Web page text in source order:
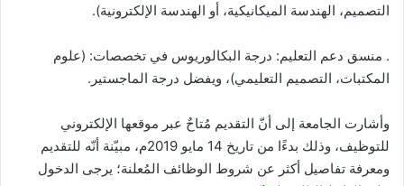
التصميم، الهندسة الميكانيكية، أو الهندسة الإلكترونية).
. منسق دعم التعليم: درجة البكالوريوس في تخصصات: (علوم
المكتبات، التصميم التعليمي)، ويفضل درجة الماجستير.
وأشارت الجامعة إلى أنّ التقديم مُتاحٌ عبر موقعها الإلكتروني
للتوظيف، وذلك بدءًا من تاريخ 14 مايو 2019م، مبيّنة أنّه للتقديم
ومعرفة تفاصيل أكثر عن شروط الوظائف المُعلنة؛ يرجى الدخول